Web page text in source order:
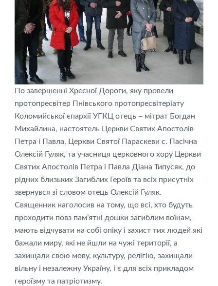
По завершенні Хресної Дороги, яку провели
протопресвітер Пнівського протопресвітеріату
Коломийської єпархії УГКЦ отець – мітрат Богдан
Михайлина, настоятель Церкви Святих Апостолів
Петра і Павла, Церкви Святої Параскеви с. Пасічна
Олексій Гуляк, та учасниця церковного хору Церкви
Святих Апостолів Петра і Павла Діана Типусяк, до
рідних близьких Загиблих Героїв та всіх присутніх
звернувся зі словом отець Олексій Гуляк.
Священник наголосив на тому, що всі, хто будуть
проходити повз пам’ятні дошки загиблим воїнам,
мають відчувати на собі опіку і захист тих людей які
бажали миру, які не йшли на чужі території, а
захищали свою мову, культуру, релігію, захищали
вільну і незалежну Україну, і є для всіх прикладом
героїзму та патріотизму.